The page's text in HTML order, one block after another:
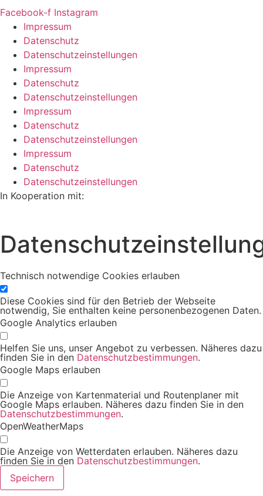
Facebook-f Instagram
Impressum
Datenschutz
Datenschutzeinstellungen
Impressum
Datenschutz
Datenschutzeinstellungen
Impressum
Datenschutz
Datenschutzeinstellungen
Impressum
Datenschutz
Datenschutzeinstellungen
In Kooperation mit:
Technisch notwendige Cookies erlauben
Diese Cookies sind für den Betrieb der Webseite
notwendig, Sie enthalten keine personenbezogenen Daten.
Google Analytics erlauben
Helfen Sie uns, unser Angebot zu verbessen. Näheres dazu
finden Sie in den Datenschutzbestimmungen.
Google Maps erlauben
Die Anzeige von Kartenmaterial und Routenplaner mit
Google Maps erlauben. Näheres dazu finden Sie in den
Datenschutzbestimmungen.
OpenWeatherMaps
Die Anzeige von Wetterdaten erlauben. Näheres dazu
finden Sie in den Datenschutzbestimmungen.
Speichern